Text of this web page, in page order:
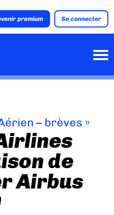
premium Se connecter
– brèves »
de
Airbus